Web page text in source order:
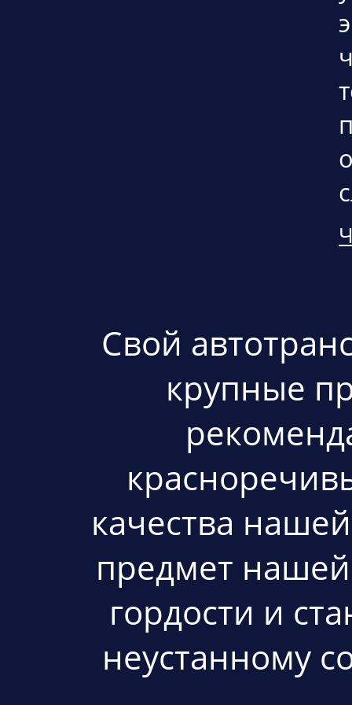
Свой
крупные
качества
предмет
гордости и
неустанному